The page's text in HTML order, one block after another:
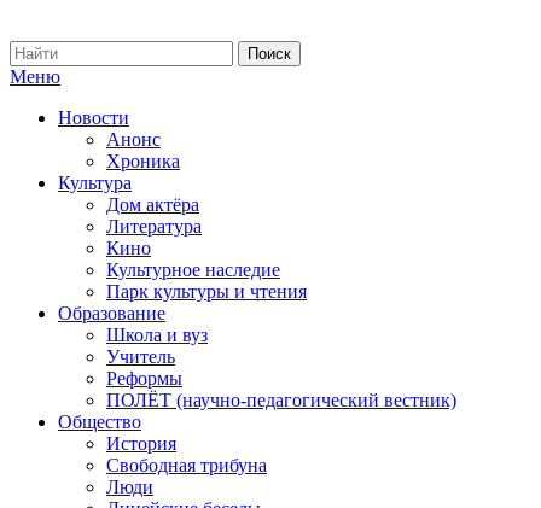
Меню
Новости
Анонс
Хроника
Культура
Дом актёра
Литература
Кино
Культурное наследие
Парк культуры и чтения
Образование
Школа и вуз
Учитель
Реформы
ПОЛЁТ (научно-педагогический вестник)
Общество
История
Свободная трибуна
Люди